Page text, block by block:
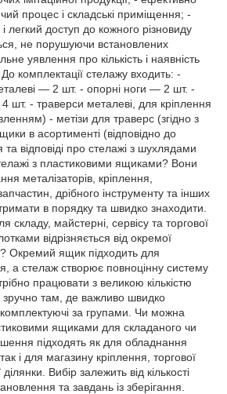
процес і складські приміщення; -
легкий доступ до кожного різновиду
не порушуючи встановлених
уявлення про кількість і наявність
До комплектації стелажу входить: -
— 2 шт. - опорні ноги — 2 шт. -
шт. - траверси металеві, для кріплення
- метізи для траверс (згідно з
в асортименті (відповідно до
відповіді про стелажі з шухлядами
з пластиковими ящиками? Вони
металізаторів, кріплення,
дрібного інструменту та інших
в порядку та швидко знаходити.
складу, майстерні, сервісу та торгової
відрізняється від окремої
Окремий ящик підходить для
а стелаж створює повноцінну систему
працювати з великою кількістю
зручно там, де важливо швидко
за групами. Чи можна
ящиками для складаного чи
підходять як для обладнання
і для магазину кріплення, торгової
Вибір залежить від кількості
та завдань із зберігання.